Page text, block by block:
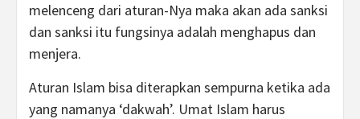
melenceng dari aturan-Nya maka akan ada sanksi
dan sanksi itu fungsinya adalah menghapus dan
menjera.
Aturan Islam bisa diterapkan sempurna ketika ada
yang namanya ‘dakwah’. Umat Islam harus